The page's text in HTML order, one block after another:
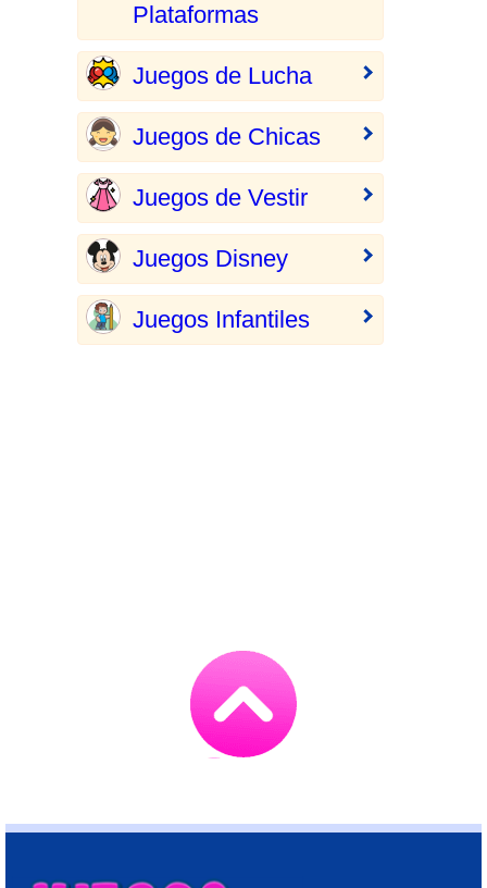
Plataformas
Juegos de Lucha
Juegos de Chicas
Juegos de Vestir
Juegos Disney
Juegos Infantiles